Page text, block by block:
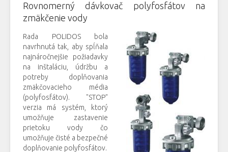
Rovnomerný dávkovač polyfosfátov na
zmäkčenie vody
Rada POLIDOS bola
navrhnutá tak, aby spĺňala
najnáročnejšie požiadavky
na inštaláciu, údržbu a
potreby doplňovania
zmäkčovacieho média
(polyfosfátov). "STOP"
verzia má systém, ktorý
umožňuje zastavenie
prietoku vody čo
umožňuje čisté a bezpečné
doplňovanie polyfosfátov.